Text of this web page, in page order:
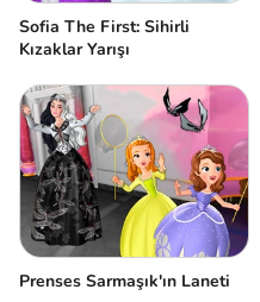
Sofia The First: Sihirli
Kızaklar Yarışı
Prenses Sarmaşık'ın Laneti